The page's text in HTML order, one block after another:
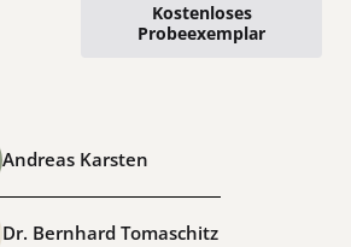
Kostenloses
Probeexemplar
Andreas Karsten
Dr. Bernhard Tomaschitz